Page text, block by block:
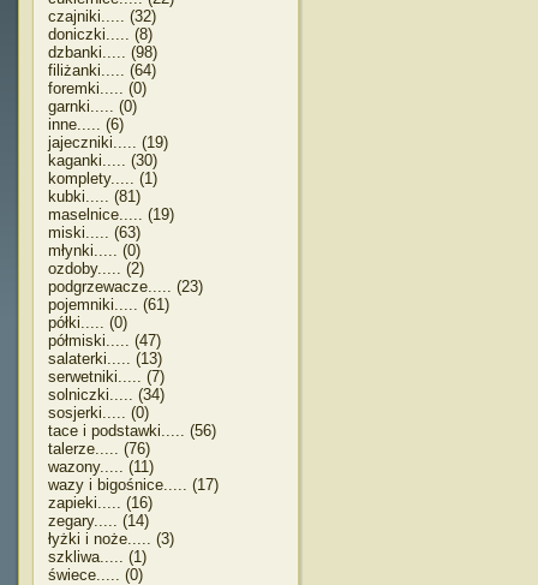
czajniki..... (32)
doniczki..... (8)
dzbanki..... (98)
filiżanki..... (64)
foremki..... (0)
garnki..... (0)
inne..... (6)
jajeczniki..... (19)
kaganki..... (30)
komplety..... (1)
kubki..... (81)
maselnice..... (19)
miski..... (63)
młynki..... (0)
ozdoby..... (2)
podgrzewacze..... (23)
pojemniki..... (61)
półki..... (0)
półmiski..... (47)
salaterki..... (13)
serwetniki..... (7)
solniczki..... (34)
sosjerki..... (0)
tace i podstawki..... (56)
talerze..... (76)
wazony..... (11)
wazy i bigośnice..... (17)
zapieki..... (16)
zegary..... (14)
łyżki i noże..... (3)
szkliwa..... (1)
świece..... (0)